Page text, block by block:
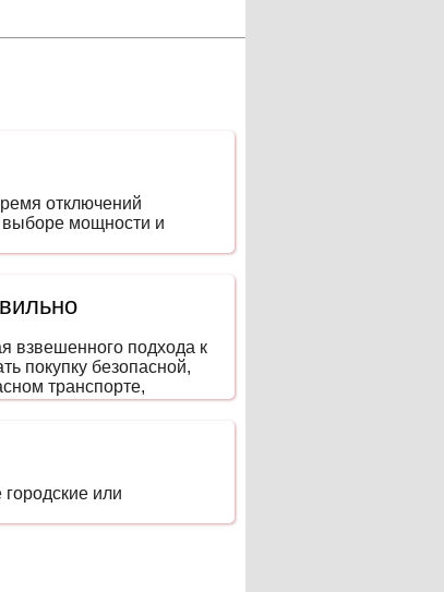
отключений
выборе мощности и
взвешенного подхода к
покупку безопасной,
транспорте,
или